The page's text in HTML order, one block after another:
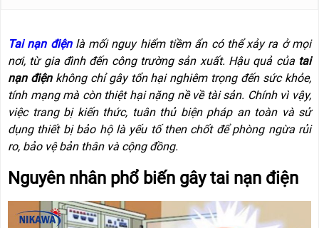
VIDEO
TIN
TỨC
BÁO
CHÍ
NÓI
VỀ
GIỚI
THIỆU
THANG
CÁCH
ĐIỆN
THANG
NHÔM
CHỮ
A
THANG
NHÔM
Tai nạn điệnlà mối nguy hiểm tiềm ẩn có thể xảy ra ở mọi
nơi, từ gia đình đến công trường sản xuất. Hậu quả của tai
nạn điệnkhông chỉ gây tổn hại nghiêm trọng đến sức khỏe,
tính mạng mà còn thiệt hại nặng nề về tài sản. Chính vì vậy,
việc trang bị kiến thức, tuân thủ biện pháp an toàn và sử
dụng thiết bị bảo hộ là yếu tố then chốt để phòng ngừa rủi
ro, bảo vệ bản thân và cộng đồng.
Nguyên nhân phổ biến gây tai nạn điện